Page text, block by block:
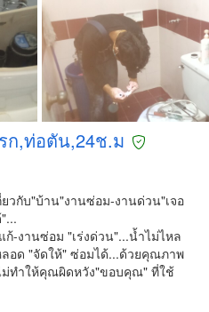
ก,ท่อตัน,24ช.ม
วกับ"บ้าน"งานซ่อม-งานด่วน"เจอ
-งานซ่อม "เร่งด่วน"...น้ำไม่ไหล
อด "จัดให้" ซ่อมได้...ด้วยคุณภาพ
ม่ทำให้คุณผิดหวัง"ขอบคุณ" ที่ใช้